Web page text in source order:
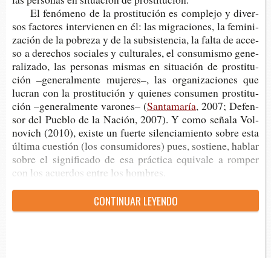
El fenó­meno de la pros­ti­tu­ción es com­ple­jo y diver­
sos fac­to­res inter­vie­nen en él: las migra­cio­nes, la femi­ni­
za­ción de la pobre­za y de la sub­sis­ten­cia, la falta de acce­
so a dere­chos socia­les y cul­tu­ra­les, el con­su­mis­mo gene­
ra­li­za­do, las per­so­nas mis­mas en situa­ción de pros­ti­tu­
ción –gene­ral­men­te muje­res–, las orga­ni­za­cio­nes que
lucran con la pros­ti­tu­ción y quie­nes con­su­men pros­ti­tu­
ción –gene­ral­men­te varo­nes– (Santamaría, 2007; Defen­
sor del Pue­blo de la Nación, 2007). Y como seña­la Vol­
no­vich (2010), exis­te un fuer­te silen­cia­mien­to sobre esta
últi­ma cues­tión (los con­su­mi­do­res) pues, sos­tie­ne, hablar
sobre el sig­ni­fi­ca­do de esa prác­ti­ca equi­va­le a rom­per
con los acuer­dos entre los hombres.
CON­TI­NUAR LEYENDO